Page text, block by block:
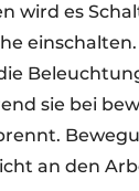
wird es
sie bei
an den